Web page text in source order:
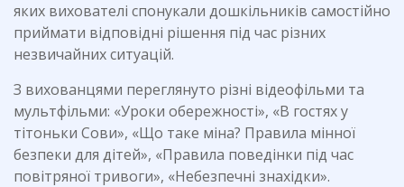
яких вихователі спонукали дошкільників самостійно
приймати відповідні рішення під час різних
незвичайних ситуацій.
З вихованцями переглянуто різні відеофільми та
мультфільми: «Уроки обережності», «В гостях у
тітоньки Сови», «Що таке міна? Правила мінної
безпеки для дітей», «Правила поведінки під час
повітряної тривоги», «Небезпечні знахідки».